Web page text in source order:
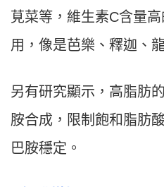
莧菜等，維生素C含量
用，像是芭樂、釋迦、
另有研究顯示，高脂肪
胺合成，限制飽和脂肪
巴胺穩定。